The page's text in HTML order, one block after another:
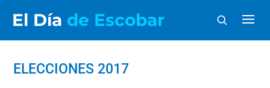
El Día de Escobar
ELECCIONES 2017